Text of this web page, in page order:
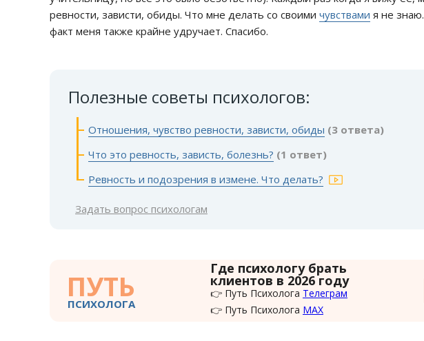
ревности, зависти, обиды. Что мне делать со своими чувствами я не
факт меня также крайне удручает. Спасибо.
Полезные советы психологов:
Отношения, чувство ревности, зависти, обиды (3 ответа)
Что это ревность, зависть, болезнь? (1 ответ)
Ревность и подозрения в измене. Что делать?
Задать вопрос психологам
ПУТЬ
ПСИХОЛОГА
Где психологу брать
клиентов в 2026 году
👉 Путь Психолога Телеграм
👉 Путь Психолога MAX